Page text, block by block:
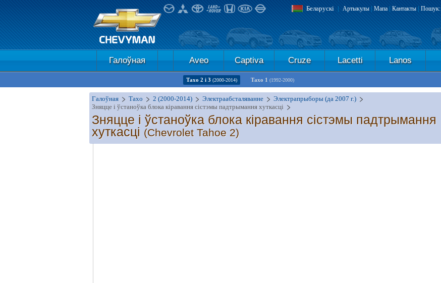
Беларускі | Артыкулы | Мапа | Кантакты | Пошук:
Галоўная Aveo Captiva Cruze Lacetti Lanos
Тахо 2 і 3 (2000-2014) Тахо 1 (1992-2000)
Галоўная Тахо 2 (2000-2014) Электраабсталяванне
Электрапрыборы (да 2007 г.)
Зняцце і ўстаноўка блока кіравання сістэмы падтрымання хуткасці
Зняцце і ўстаноўка блока кіравання сістэмы падтрымання
хуткасці (Chevrolet Tahoe 2)